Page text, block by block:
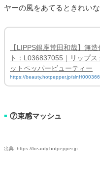
ヤーの風をあてるときれい
【LIPPS銀座荒田和哉】無
ト：L036837055｜リップ
ットペッパービューティー
https://beauty.hotpepper.jp/
■ ⑦束感マッシュ
出典: https://beauty.hotpepper.jp